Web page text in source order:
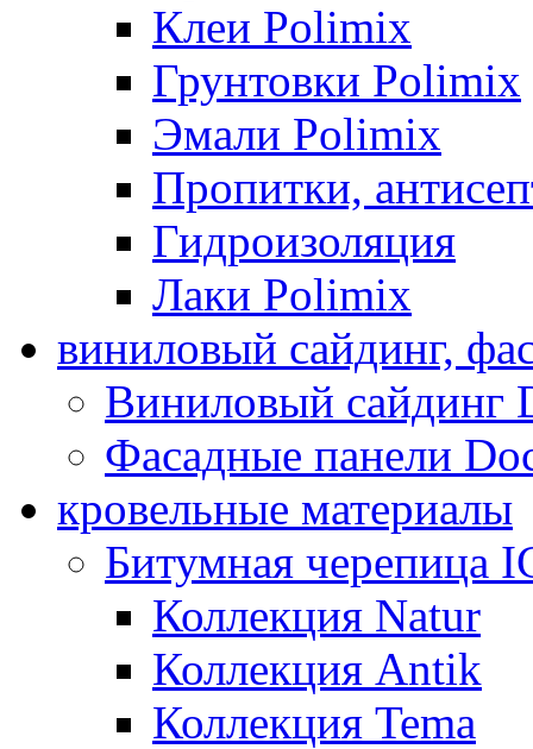
Клеи Polimix
Грунтовки Polimix
Эмали Polimix
Пропитки,
Гидроизоляция
Лаки Polimix
виниловый сайдинг,
Виниловый сайдинг
Фасадные панели
кровельные материалы
Битумная черепица
Коллекция Natur
Коллекция Antik
Коллекция Tema